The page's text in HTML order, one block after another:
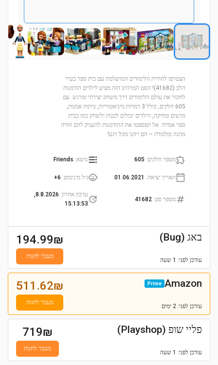
הצטרפו לחוויית הלימודים המושלמת עם בית ספר בעיר
הלב (41682)! הסט המרהיב הזה מציע לילדים הזדמנות
לחקור את עולם הלימודים דרך משחק יצירתי ומרגש. עם
605 חלקים, כולל 3 דמויות מיניאטוריות, כיתות אמנות,
מדעים ומוזיקה, הילדים יכולים לבנות ולשחק כמו בבית
ספר אמיתי. אל תפספסו את ההזדמנות להעניק להם חוויה
מהנה ומלמדת – הם ייהנו מכל רגע!
מספר חלקים:
605 נושא:
Friends
תאריך יציאה:
01.06.2021 גיל מינימום:
6+
מספר סט:
41682
עדכון אחרון:
8.8.2026,
15:13:53
באג (Bug)
עודכן לפני: 1 שעה
194.99₪
מעבר לחנות
Amazon
Prime
עודכן לפני: 2 ימים
511.62₪
מעבר לחנות
פליי שופ (Playshop)
עודכן לפני: 1 שעה
719₪
מעבר לחנות